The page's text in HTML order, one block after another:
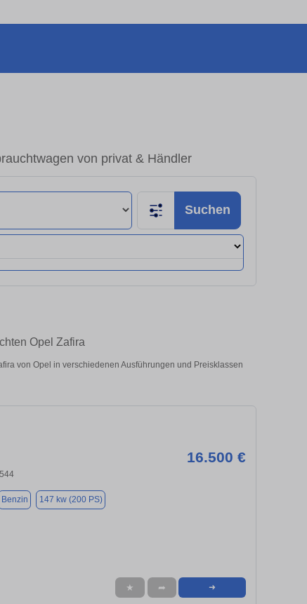
von privat & Händler
Suchen
Opel Zafira
von Opel in verschiedenen Ausführungen und Preisklassen
16.500 €
Benzin 147 kw (200 PS)
★ ➦ ➜